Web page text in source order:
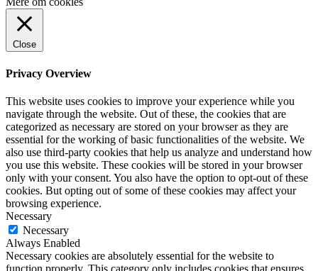
Close
Privacy Overview
This website uses cookies to improve your experience while you
navigate through the website. Out of these, the cookies that are
categorized as necessary are stored on your browser as they are
essential for the working of basic functionalities of the website. We
also use third-party cookies that help us analyze and understand how
you use this website. These cookies will be stored in your browser
only with your consent. You also have the option to opt-out of these
cookies. But opting out of some of these cookies may affect your
browsing experience.
Necessary
Necessary
Always Enabled
Necessary cookies are absolutely essential for the website to
function properly. This category only includes cookies that ensures